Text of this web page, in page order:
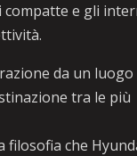
compatte e gli
da un luogo
tra le più
filosofia che